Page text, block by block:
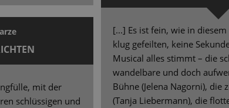
[...] Es ist fein, wie in
klug gefeilten, keine
Musical alles stimmt – die
wandelbare und doch
Bühne (Jelena Nagorni), die
(Tanja Liebermann), die
mit der
schlüssigen und